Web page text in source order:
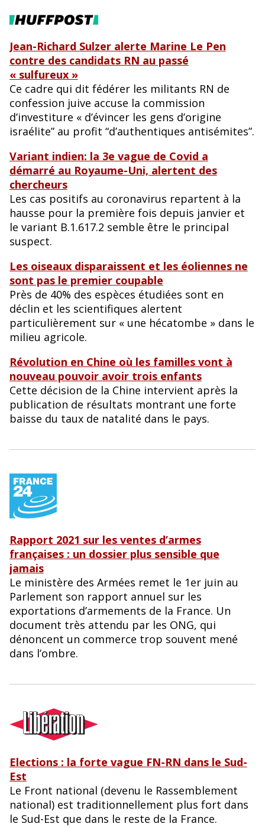
Jean-Richard Sulzer alerte Marine Le Pen
contre des candidats RN au passé
« sulfureux »
Ce cadre qui dit fédérer les militants RN de
confession juive accuse la commission
d’investiture « d’évincer les gens d’origine
israélite” au profit “d’authentiques antisémites”.
Variant indien: la 3e vague de Covid a
démarré au Royaume-Uni, alertent des
chercheurs
Les cas positifs au coronavirus repartent à la
hausse pour la première fois depuis janvier et
le variant B.1.617.2 semble être le principal
suspect.
Les oiseaux disparaissent et les éoliennes ne
sont pas le premier coupable
Près de 40% des espèces étudiées sont en
déclin et les scientifiques alertent
particulièrement sur « une hécatombe » dans le
milieu agricole.
Révolution en Chine où les familles vont à
nouveau pouvoir avoir trois enfants
Cette décision de la Chine intervient après la
publication de résultats montrant une forte
baisse du taux de natalité dans le pays.
Rapport 2021 sur les ventes d’armes
françaises : un dossier plus sensible que
jamais
Le ministère des Armées remet le 1er juin au
Parlement son rapport annuel sur les
exportations d’armements de la France. Un
document très attendu par les ONG, qui
dénoncent un commerce trop souvent mené
dans l’ombre.
Elections : la forte vague FN-RN dans le Sud-
Est
Le Front national (devenu le Rassemblement
national) est traditionnellement plus fort dans
le Sud-Est que dans le reste de la France.